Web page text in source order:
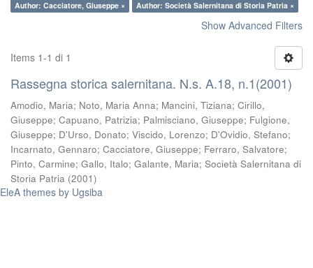
Author: Cacciatore, Giuseppe ×
Author: Società Salernitana di Storia Patria ×
Show Advanced Filters
Items 1-1 di 1
Rassegna storica salernitana. N.s. A.18, n.1(2001)
Amodio, Maria; Noto, Maria Anna; Mancini, Tiziana; Cirillo,
Giuseppe; Capuano, Patrizia; Palmisciano, Giuseppe; Fulgione,
Giuseppe; D'Urso, Donato; Viscido, Lorenzo; D'Ovidio, Stefano;
Incarnato, Gennaro; Cacciatore, Giuseppe; Ferraro, Salvatore;
Pinto, Carmine; Gallo, Italo; Galante, Maria; Società Salernitana di
Storia Patria (2001)
EleA themes by Ugsiba